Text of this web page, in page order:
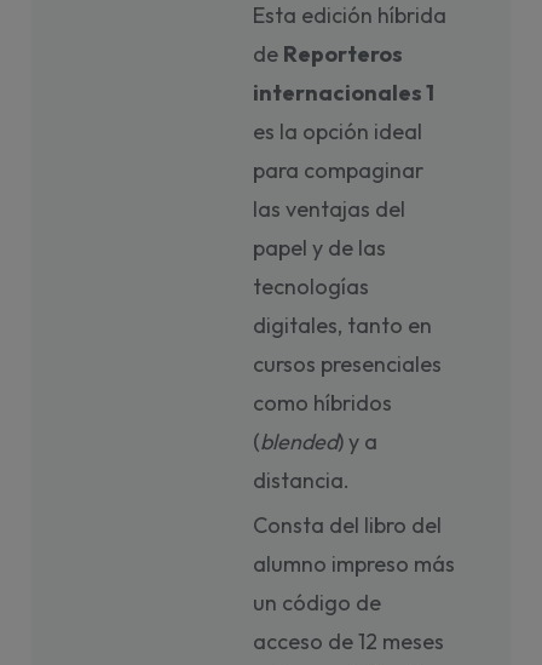
Esta edición híbrida
de Reporteros
internacionales 1
es la opción ideal
para compaginar
las ventajas del
papel y de las
tecnologías
digitales, tanto en
cursos presenciales
como híbridos
(blended) y a
distancia.
Consta del libro del
alumno impreso más
un código de
acceso de 12 meses